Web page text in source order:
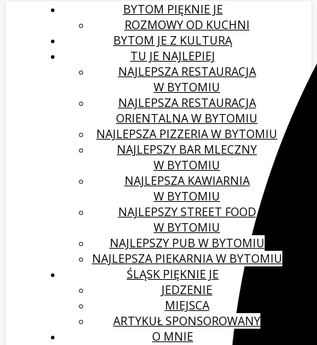
BYTOM PIĘKNIE JE
ROZMOWY OD KUCHNI
BYTOM JE Z KULTURĄ
TU JE NAJLEPIEJ
NAJLEPSZA RESTAURACJA
W BYTOMIU
NAJLEPSZA RESTAURACJA
ORIENTALNA W BYTOMIU
NAJLEPSZA PIZZERIA W BYTOMIU
NAJLEPSZY BAR MLECZNY
W BYTOMIU
NAJLEPSZA KAWIARNIA
W BYTOMIU
NAJLEPSZY STREET FOOD
W BYTOMIU
NAJLEPSZY PUB W BYTOMIU
NAJLEPSZA PIEKARNIA W BYTOMIU
ŚLĄSK PIĘKNIE JE
JEDZENIE
MIEJSCA
ARTYKUŁ SPONSOROWANY
O MNIE